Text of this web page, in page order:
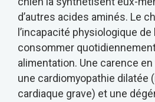
d’autres acides aminés. Le
l’incapacité physiologique
consommer
alimentation. Une carence
une cardiomyopathie dilatée
cardiaque grave) et une